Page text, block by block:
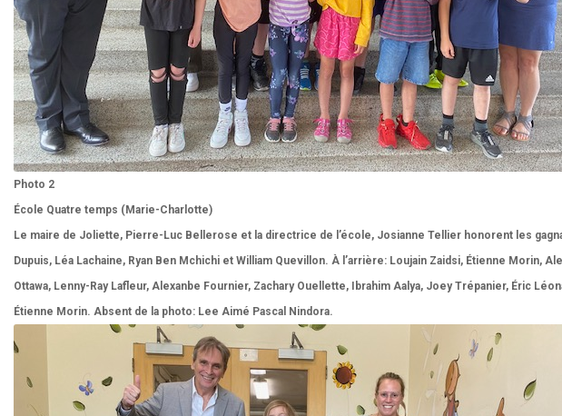
Photo 2
École Quatre temps (Marie-Charlotte)
Le maire de Joliette, Pierre-Luc Bellerose et la directrice de l’école, Josianne Tellier honorent les
Dupuis, Léa Lachaine, Ryan Ben Mchichi et William Quevillon. À l’arrière: Loujain Zaidsi, Étienne Morin,
Ottawa, Lenny-Ray Lafleur, Alexanbe Fournier, Zachary Ouellette, Ibrahim Aalya, Joey Trépanier, Éric
Étienne Morin. Absent de la photo: Lee Aimé Pascal Nindora.